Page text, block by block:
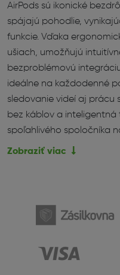
AirPods sú ikonické
spájajú pohodlie,
funkcie. Vďaka
ušiach, umožňujú
bezproblémovú
ideálne na každodenné
sledovanie videí aj prácu
bez káblov a
spoľahlivého spoločníka
Zobraziť viac
vysokým komfortom
používanie. Bezdrôtový
prenášanie a nabíjanie